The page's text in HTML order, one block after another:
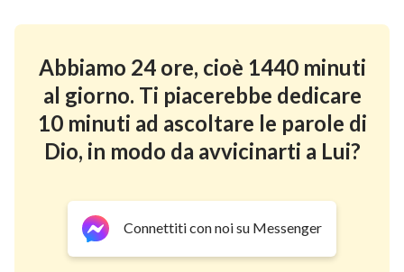
tesoro di tutto ciò che è Suo. Tali persone non sono
legate da Satana, sorvegliate, accusate o danneggiate
da esso, sono completamente libere, completamente
liberate e rilasciate. Giobbe era un uomo talmente
libero, ed è proprio questo il senso del perché Dio lo
aveva consegnato a Satana.
Egli fu maltrattato da Satana, ma guadagnò anche
libertà e liberazione eterne e il diritto a non essere
mai più assoggettato alla corruzione, al
Abbiamo 24 ore, cioè 1440 minuti
al giorno. Ti piacerebbe dedicare
10 minuti ad ascoltare le parole di
Dio, in modo da avvicinarti a Lui?
Connettiti con noi su Messenger